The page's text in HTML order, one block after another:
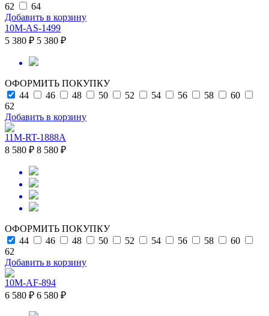
62
64
Добавить в корзину
10M-AS-1499
5 380 ₽ 5 380 ₽
ОФОРМИТЬ ПОКУПКУ
44
46 48 50 52 54 56 58
60
62
Добавить в корзину
11M-RT-1888A
8 580 ₽ 8 580 ₽
ОФОРМИТЬ ПОКУПКУ
44
46 48 50 52 54 56 58
60
62
Добавить в корзину
10M-AF-894
6 580 ₽ 6 580 ₽